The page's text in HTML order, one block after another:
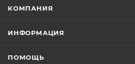
КОМПАНИЯ
ИНФОРМАЦИЯ
ПОМОЩЬ